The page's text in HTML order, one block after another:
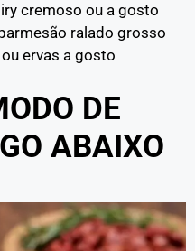
cremoso ou a gosto
ralado grosso
ervas a gosto
DE
ABAIXO